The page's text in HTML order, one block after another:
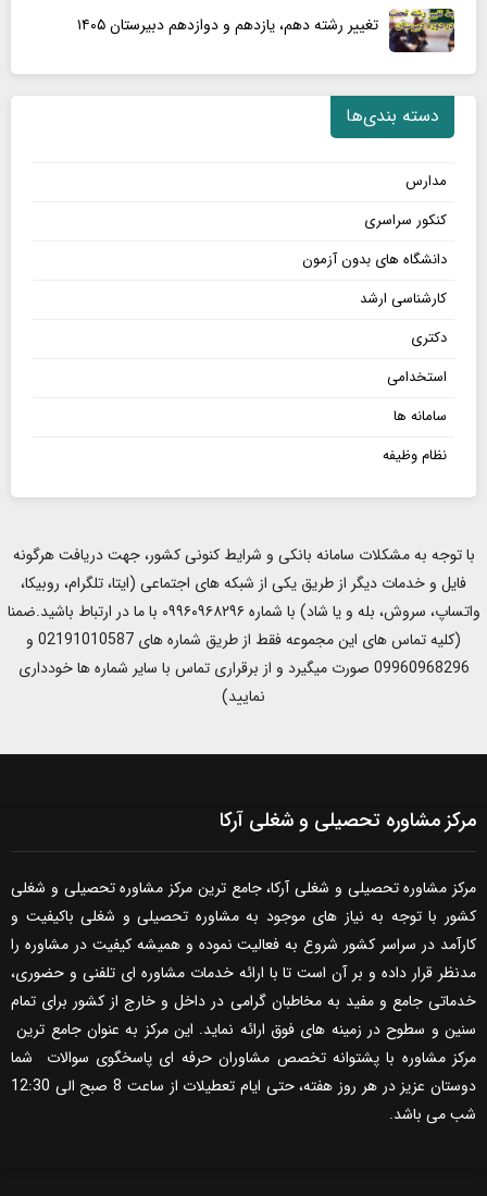
تغییر رشته دهم، یازدهم و دوازدهم دبیرستان ۱۴۰۵
دسته بندی‌ها
مدارس
کنکور سراسری
دانشگاه های بدون آزمون
کارشناسی ارشد
دکتری
استخدامی
سامانه ها
نظام وظیفه
با توجه به مشکلات سامانه بانکی و شرایط کنونی کشور، جهت دریافت هرگونه
فایل و خدمات دیگر از طریق یکی از شبکه های اجتماعی (ایتا، تلگرام، روبیکا،
واتساپ، سروش، بله و یا شاد) با شماره ۰۹۹۶۰۹۶۸۲۹۶ با ما در ارتباط باشید.ضمنا
(کلیه تماس های این مجموعه فقط از طریق شماره های 02191010587 و
09960968296 صورت میگیرد و از برقراری تماس با سایر شماره ها خودداری
نمایید)
مرکز مشاوره تحصیلی و شغلی آرکا
مرکز مشاوره تحصیلی و شغلی آرکا، جامع ترین مرکز مشاوره تحصیلی و شغلی
کشور با توجه به نیاز های موجود به مشاوره تحصیلی و شغلی باکیفیت و
کارآمد در سراسر کشور شروع به فعالیت نموده و همیشه کیفیت در مشاوره را
مدنظر قرار داده و بر آن است تا با ارائه خدمات مشاوره ای تلفنی و حضوری،
خدماتی جامع و مفید به مخاطبان گرامی در داخل و خارج از کشور برای تمام
سنین و سطوح در زمینه های فوق ارائه نماید. این مرکز به عنوان جامع ترین
مرکز مشاوره با پشتوانه تخصص مشاوران حرفه ای پاسخگوی سوالات شما
دوستان عزیز در هر روز هفته، حتی ایام تعطیلات از ساعت 8 صبح الی 12:30
شب می باشد.